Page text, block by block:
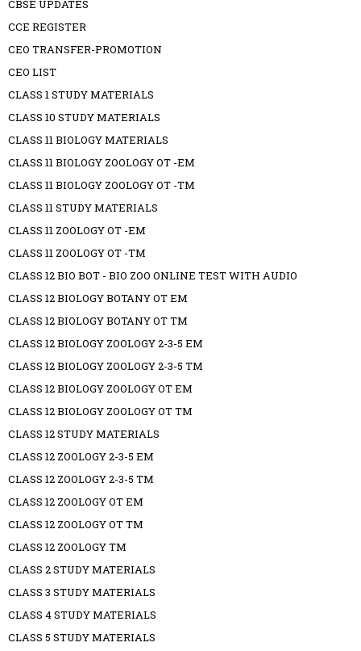
CBSE UPDATES
CCE REGISTER
CEO TRANSFER-PROMOTION
CEO LIST
CLASS 1 STUDY MATERIALS
CLASS 10 STUDY MATERIALS
CLASS 11 BIOLOGY MATERIALS
CLASS 11 BIOLOGY ZOOLOGY OT -EM
CLASS 11 BIOLOGY ZOOLOGY OT -TM
CLASS 11 STUDY MATERIALS
CLASS 11 ZOOLOGY OT -EM
CLASS 11 ZOOLOGY OT -TM
CLASS 12 BIO BOT - BIO ZOO ONLINE TEST WITH AUDIO
CLASS 12 BIOLOGY BOTANY OT EM
CLASS 12 BIOLOGY BOTANY OT TM
CLASS 12 BIOLOGY ZOOLOGY 2-3-5 EM
CLASS 12 BIOLOGY ZOOLOGY 2-3-5 TM
CLASS 12 BIOLOGY ZOOLOGY OT EM
CLASS 12 BIOLOGY ZOOLOGY OT TM
CLASS 12 STUDY MATERIALS
CLASS 12 ZOOLOGY 2-3-5 EM
CLASS 12 ZOOLOGY 2-3-5 TM
CLASS 12 ZOOLOGY OT EM
CLASS 12 ZOOLOGY OT TM
CLASS 12 ZOOLOGY TM
CLASS 2 STUDY MATERIALS
CLASS 3 STUDY MATERIALS
CLASS 4 STUDY MATERIALS
CLASS 5 STUDY MATERIALS